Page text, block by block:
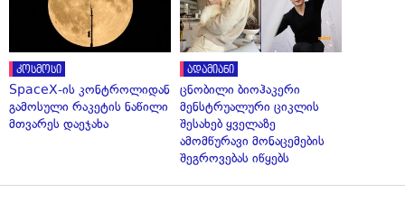
კოსმოსი
SpaceX-ის კონტროლიდან
გამოსული რაკეტის ნაწილი
მთვარეს დაეჯახა
ადამიანი
ცნობილი ბიოჰაკერი
მენსტრუალური ციკლის
შესახებ ყველაზე
ამომწურავი მონაცემების
შეგროვებას იწყებს